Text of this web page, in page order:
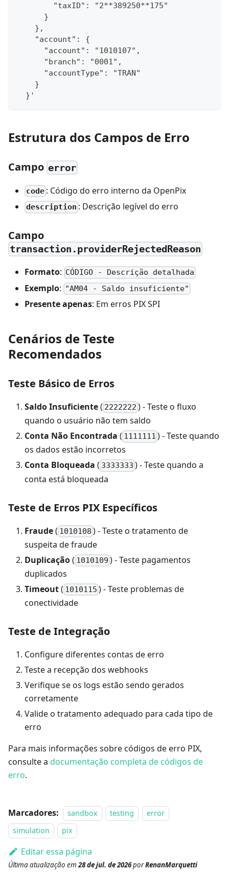
        "taxID": "2**389250**175"
      }
    },
    "account": {
      "account": "1010107",
      "branch": "0001",
      "accountType": "TRAN"
    }
  }'
Estrutura dos Campos de Erro
Campo error
code : Código do erro interno da OpenPix
description : Descrição legível do erro
Campo
transaction.providerRejectedReason
Formato: CÓDIGO - Descrição detalhada
Exemplo: "AM04 - Saldo insuficiente"
Presente apenas: Em erros PIX SPI
Cenários de Teste
Recomendados
Teste Básico de Erros
Saldo Insuficiente( 2222222 ) - Teste o fluxo
quando o usuário não tem saldo
Conta Não Encontrada ( 1111111 ) - Teste quando
os dados estão incorretos
Conta Bloqueada ( 3333333 ) - Teste quando a
conta está bloqueada
Teste de Erros PIX Específicos
Fraude( 1010108 ) - Teste o tratamento de
suspeita de fraude
Duplicação( 1010109 ) - Teste pagamentos
duplicados
Timeout( 1010115 ) - Teste problemas de
conectividade
Teste de Integração
Configure diferentes contas de erro
Teste a recepção dos webhooks
Verifique se os logs estão sendo gerados
corretamente
Valide o tratamento adequado para cada tipo de
erro
Para mais informações sobre códigos de erro PIX,
consulte a documentação completa de códigos de
erro.
Marcadores: sandbox testing
error
simulation
pix
Editar essa página
Última atualização em28 de jul. de 2026porRenanMarquetti